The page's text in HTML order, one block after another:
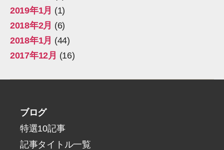
2019年1月 (1)
2018年2月 (6)
2018年1月 (44)
2017年12月 (16)
ブログ
特選10記事
記事タイトル一覧